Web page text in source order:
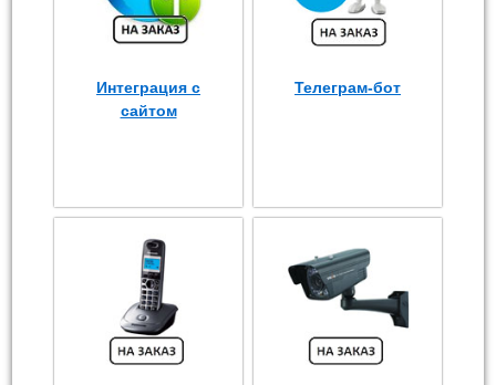
Интеграция с
сайтом
Телеграм-бот